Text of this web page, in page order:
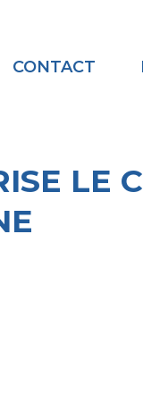
CONTACT
LE